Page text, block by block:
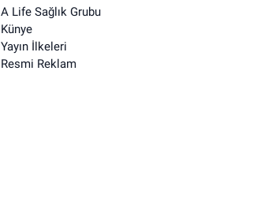
A Life Sağlık Grubu
Künye
Yayın İlkeleri
Resmi Reklam